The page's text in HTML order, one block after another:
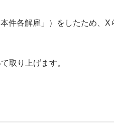
件各解雇」）をしたため、
取り上げます。